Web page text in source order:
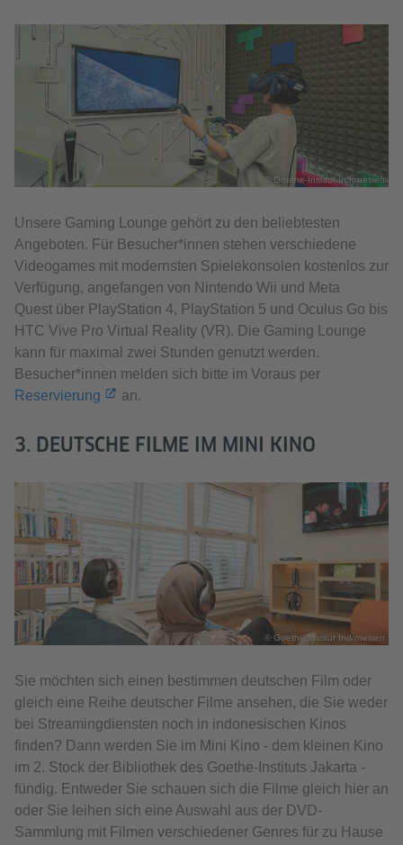
© Goethe-Institut Indonesien
Unsere Gaming Lounge gehört zu den beliebtesten
Angeboten. Für Besucher*innen stehen verschiedene
Videogames mit modernsten Spielekonsolen kostenlos zur
Verfügung, angefangen von Nintendo Wii und Meta
Quest über PlayStation 4, PlayStation 5 und Oculus Go bis
HTC Vive Pro Virtual Reality (VR). Die Gaming Lounge
kann für maximal zwei Stunden genutzt werden.
Besucher*innen melden sich bitte im Voraus per
Reservierung
an.
3. DEUTSCHE FILME IM MINI KINO
© Goethe-Institut Indonesien
Sie möchten sich einen bestimmen deutschen Film oder
gleich eine Reihe deutscher Filme ansehen, die Sie weder
bei Streamingdiensten noch in indonesischen Kinos
finden? Dann werden Sie im Mini Kino - dem kleinen Kino
im 2. Stock der Bibliothek des Goethe-Instituts Jakarta -
fündig. Entweder Sie schauen sich die Filme gleich hier an
oder Sie leihen sich eine Auswahl aus der DVD-
Sammlung mit Filmen verschiedener Genres für zu Hause